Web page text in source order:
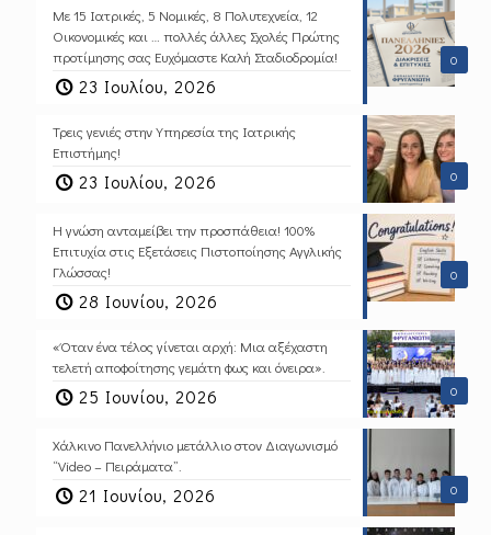
0
Με 15 Ιατρικές, 5 Νομικές, 8 Πολυτεχνεία, 12
Οικονομικές και … πολλές άλλες Σχολές Πρώτης
προτίμησης σας Ευχόμαστε Καλή Σταδιοδρομία!
23 Ιουλίου, 2026
0
Τρεις γενιές στην Υπηρεσία της Ιατρικής
Επιστήμης!
23 Ιουλίου, 2026
0
Η γνώση ανταμείβει την προσπάθεια! 100%
Επιτυχία στις Εξετάσεις Πιστοποίησης Αγγλικής
Γλώσσας!
28 Ιουνίου, 2026
0
«Όταν ένα τέλος γίνεται αρχή: Μια αξέχαστη
τελετή αποφοίτησης γεμάτη φως και όνειρα».
25 Ιουνίου, 2026
0
Χάλκινο Πανελλήνιο μετάλλιο στον Διαγωνισμό
“Video – Πειράματα”.
21 Ιουνίου, 2026